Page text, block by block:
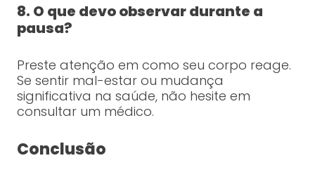
8. O que devo observar durante a
pausa?
Preste atenção em como seu corpo reage.
Se sentir mal-estar ou mudança
significativa na saúde, não hesite em
consultar um médico.
Conclusão